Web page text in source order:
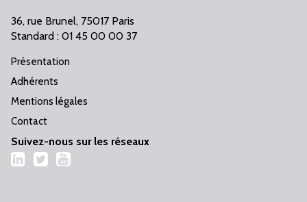
36, rue Brunel, 75017 Paris
Standard : 01 45 00 00 37
Présentation
Adhérents
Mentions légales
Contact
Suivez-nous sur les réseaux
LinkedIn
TwitterYouTube